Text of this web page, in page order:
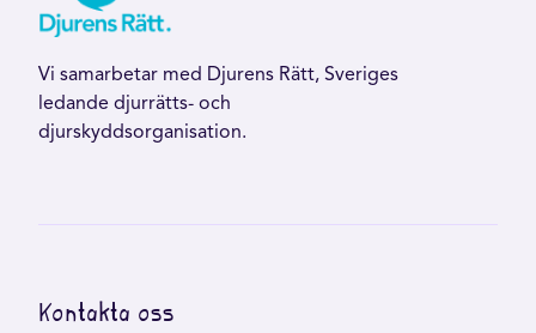
Vi samarbetar med Djurens Rätt, Sveriges
ledande djurrätts- och
djurskyddsorganisation.
Kontakta oss